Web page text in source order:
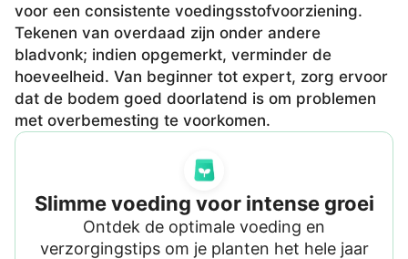
voor een consistente voedingsstofvoorziening.
Tekenen van overdaad zijn onder andere
bladvonk; indien opgemerkt, verminder de
hoeveelheid. Van beginner tot expert, zorg ervoor
dat de bodem goed doorlatend is om problemen
met overbemesting te voorkomen.
Slimme voeding voor intense groei
Ontdek de optimale voeding en
verzorgingstips om je planten het hele jaar